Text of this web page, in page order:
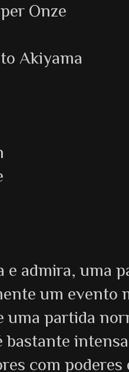
Onze
Akiyama
e admira, uma
um evento
uma partida
bastante
com poderes